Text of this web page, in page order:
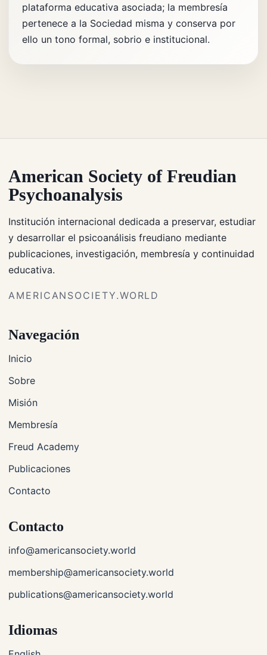
plataforma educativa asociada; la membresía
pertenece a la Sociedad misma y conserva por
ello un tono formal, sobrio e institucional.
American Society of Freudian
Psychoanalysis
Institución internacional dedicada a preservar, estudiar
y desarrollar el psicoanálisis freudiano mediante
publicaciones, investigación, membresía y continuidad
educativa.
AMERICANSOCIETY.WORLD
Navegación
Inicio
Sobre
Misión
Membresía
Freud Academy
Publicaciones
Contacto
Contacto
info@americansociety.world
membership@americansociety.world
publications@americansociety.world
Idiomas